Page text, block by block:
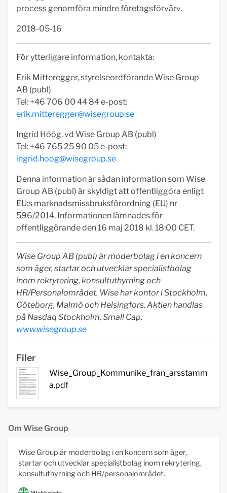
process genomföra mindre företagsförvärv.
2018-05-16
För ytterligare information, kontakta:
Erik Mitteregger, styrelseordförande Wise Group
AB (publ)
Tel: +46 706 00 44 84 e-post:
erik.mitteregger@wisegroup.se
Ingrid Höög, vd Wise Group AB (publ)
Tel: +46 765 25 90 05 e-post:
ingrid.hoog@wisegroup.se
Denna information är sådan information som Wise
Group AB (publ) är skyldigt att offentliggöra enligt
EU:s marknadsmissbruksförordning (EU) nr
596/2014. Informationen lämnades för
offentliggörande den 16 maj 2018 kl. 18:00 CET.
Wise Group AB (publ) är moderbolag i en koncern
som äger, startar och utvecklar specialistbolag
inom rekrytering, konsultuthyrning och
HR/Personalområdet. Wise har kontor i Stockholm,
Göteborg, Malmö och Helsingfors. Aktien handlas
på Nasdaq Stockholm, Small Cap.
www.wisegroup.se
Filer
Wise_Group_Kommunike_fran_arsstamm
a.pdf
Om Wise Group
Wise Group är moderbolag i en koncern som äger,
startar och utvecklar specialistbolag inom rekrytering,
konsultuthyrning och HR/personalområdet.